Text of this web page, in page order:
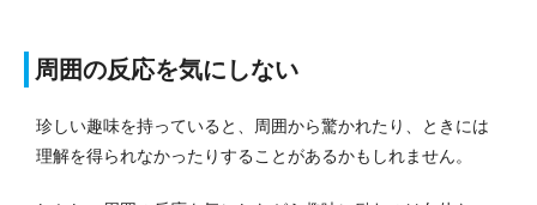
周囲の反応を気にしない
珍しい趣味を持っていると、周囲から驚かれたり、ときには
理解を得られなかったりすることがあるかもしれません。